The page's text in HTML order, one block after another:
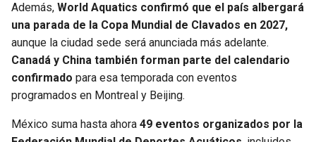
Además, World Aquatics confirmó que el país albergará
una parada de la Copa Mundial de Clavados en 2027,
aunque la ciudad sede será anunciada más adelante.
Canadá y China también forman parte del calendario
confirmado para esa temporada con eventos
programados en Montreal y Beijing.
México suma hasta ahora 49 eventos organizados por la